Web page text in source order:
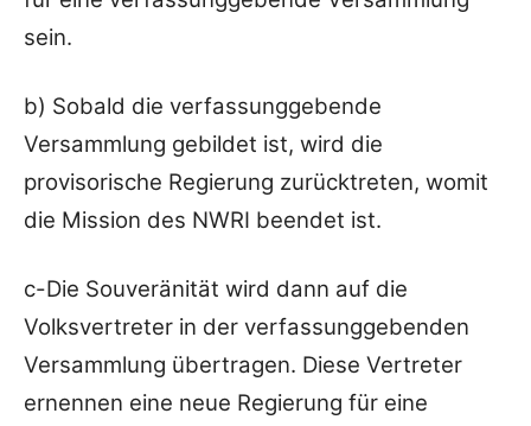
sein.
b) Sobald die verfassunggebende
Versammlung gebildet ist, wird die
provisorische Regierung zurücktreten, womit
die Mission des NWRI beendet ist.
c-Die Souveränität wird dann auf die
Volksvertreter in der verfassunggebenden
Versammlung übertragen. Diese Vertreter
ernennen eine neue Regierung für eine